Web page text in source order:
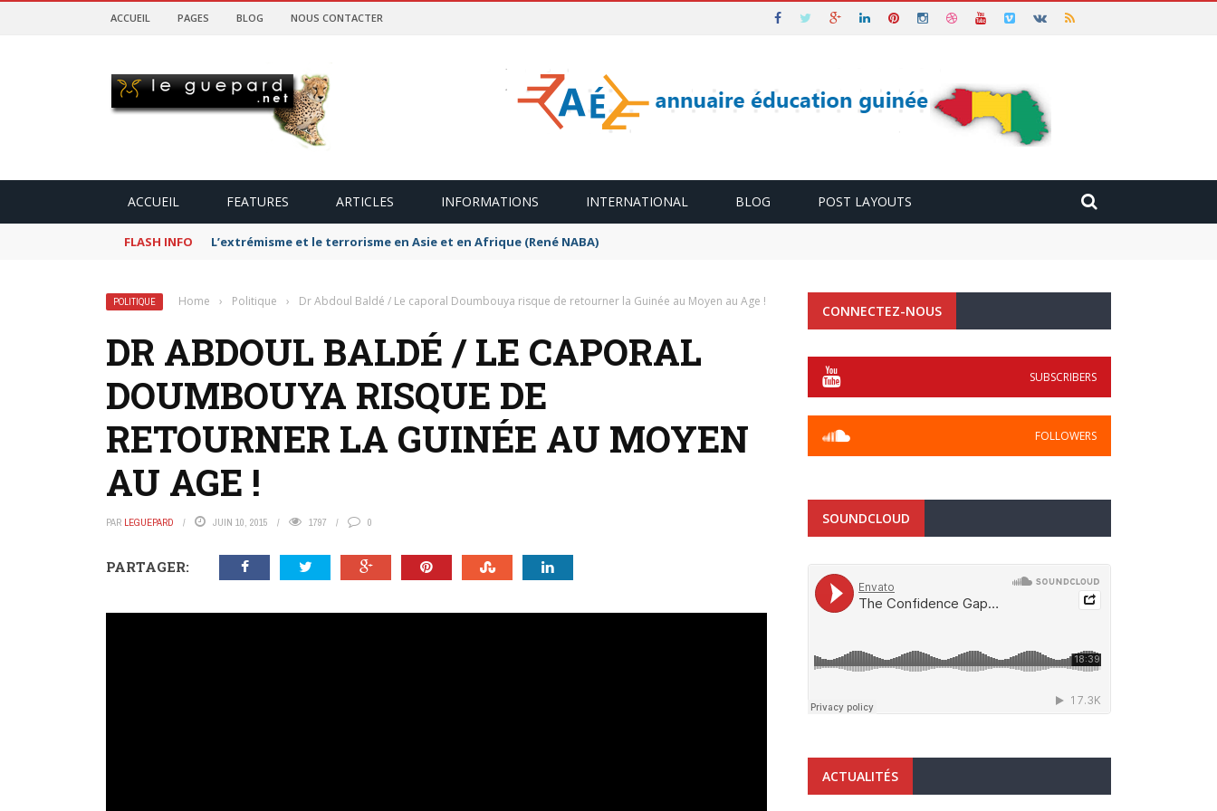
ACCUEIL PAGES BLOG NOUS CONTACTER
ACCUEIL FEATURES ARTICLES INFORMATIONS INTERNATIONAL BLOG POST LAYOUTS
FLASH INFO L’extrémisme et le terrorisme en Asie et en Afrique (René NABA)
POLITIQUE Home › Politique › Dr Abdoul Baldé / Le caporal Doumbouya risque de retourner la Guinée au Moyen au Age !
DR ABDOUL BALDÉ / LE CAPORAL
DOUMBOUYA RISQUE DE
RETOURNER LA GUINÉE AU MOYEN
AU AGE !
PAR LEGUEPARD JUIN 10, 2015 1797 0
PARTAGER:
CONNECTEZ-NOUS
SUBSCRIBERS
FOLLOWERS
SOUNDCLOUD
ACTUALITÉS